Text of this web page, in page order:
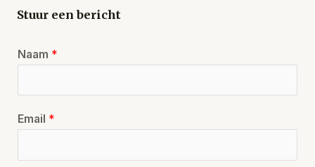
Stuur een bericht
Naam *
Email *